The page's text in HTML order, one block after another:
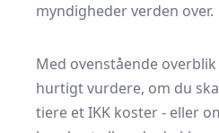
myndigheder verden over.
Med ovenstående
hurtigt vurdere, om du
tiere et IKK koster - eller